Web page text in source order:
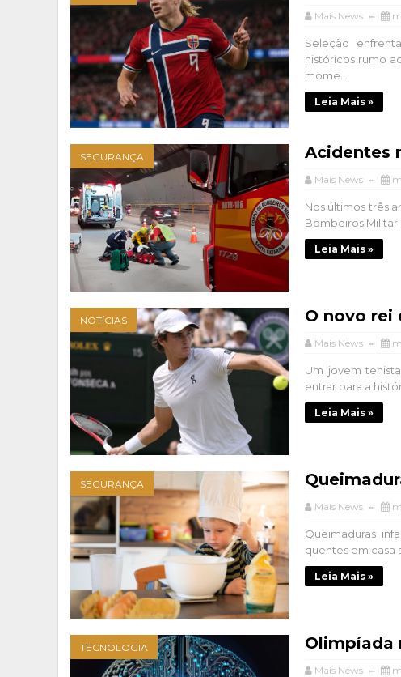
Mais News
Seleção
históricos rumo
mome...
Leia Mais »
SEGURANÇA Acidentes
Mais News
Nos últimos três
Bombeiros Militar
Leia Mais »
NOTÍCIAS O novo rei
Mais News
Um jovem
entrar para a
Leia Mais »
SEGURANÇA
Mais News
Queimaduras
quentes em casa
Leia Mais »
TECNOLOGIA Olimpíada
Mais News